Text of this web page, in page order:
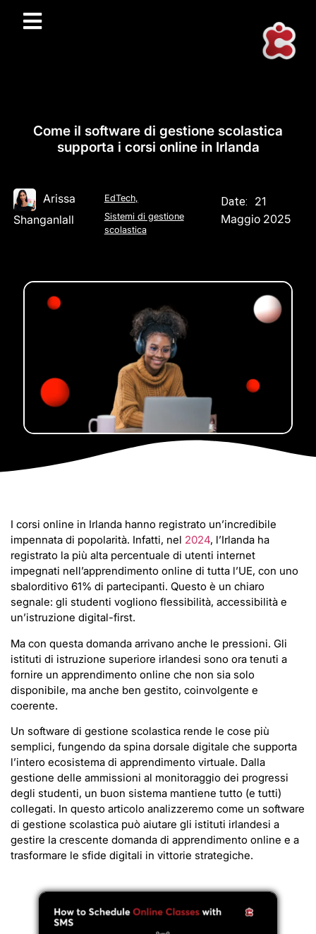
Come il software di gestione scolastica
supporta i corsi online in Irlanda
Arissa
Shanganlall
EdTech,
Sistemi di gestione
scolastica
Date:
21
Maggio 2025
I corsi online in Irlanda hanno registrato un’incredibile
impennata di popolarità. Infatti, nel 2024, l’Irlanda ha
registrato la più alta percentuale di utenti internet
impegnati nell’apprendimento online di tutta l’UE, con uno
sbalorditivo 61% di partecipanti. Questo è un chiaro
segnale: gli studenti vogliono flessibilità, accessibilità e
un’istruzione digital-first.
Ma con questa domanda arrivano anche le pressioni. Gli
istituti di istruzione superiore irlandesi sono ora tenuti a
fornire un apprendimento online che non sia solo
disponibile, ma anche ben gestito, coinvolgente e
coerente.
Un software di gestione scolastica rende le cose più
semplici, fungendo da spina dorsale digitale che supporta
l’intero ecosistema di apprendimento virtuale. Dalla
gestione delle ammissioni al monitoraggio dei progressi
degli studenti, un buon sistema mantiene tutto (e tutti)
collegati. In questo articolo analizzeremo come un software
di gestione scolastica può aiutare gli istituti irlandesi a
gestire la crescente domanda di apprendimento online e a
trasformare le sfide digitali in vittorie strategiche.